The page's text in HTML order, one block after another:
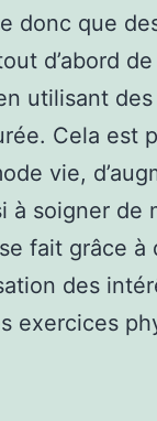
donc que
d’abord
utilisant des
Cela est
vie,
à soigner de
fait grâce à
des
exercices